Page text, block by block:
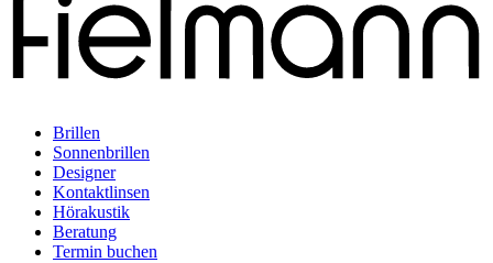
Brillen
Sonnenbrillen
Designer
Kontaktlinsen
Hörakustik
Beratung
Termin buchen